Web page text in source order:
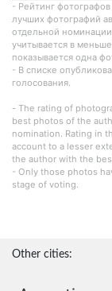
- Рейтинг
лучших фотографий
отдельной
учитывается в
показывается одна
- В списке
голосования.
- The rating of
best photos of the
nomination. Rating in
account to a lesser
the author with the
- Only those photos
stage of voting.
Other cities: